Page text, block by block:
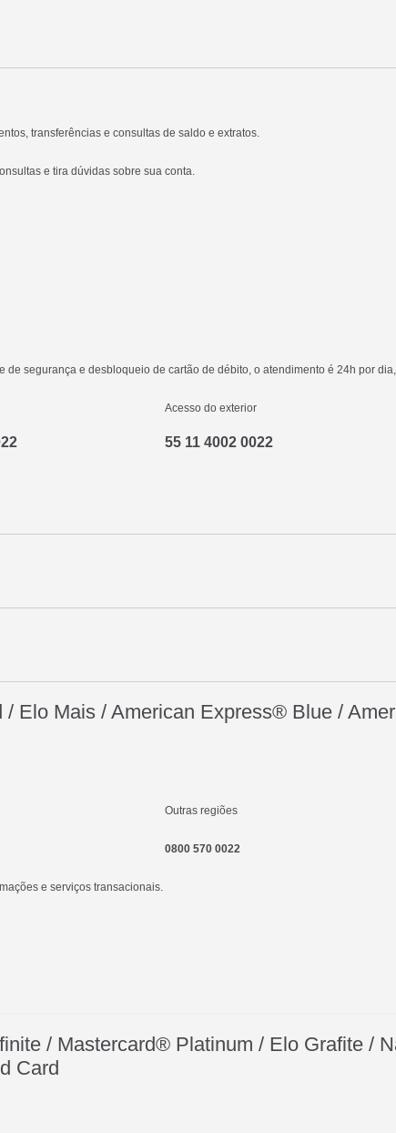
transferências e consultas de saldo e extratos.
e tira dúvidas sobre sua conta.
de segurança e desbloqueio de cartão de débito, o atendimento é 24h por
Acesso do exterior
55 11 4002 0022
Elo Mais / American Express® Blue /
Outras regiões
0800 570 0022
e serviços transacionais.
/ Mastercard® Platinum / Elo Grafite /
Card